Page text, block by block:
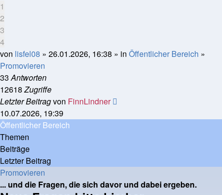
1
2
3
4
von lisfel08 » 26.01.2026, 16:38 » in Öffentlicher Bereich »
Promovieren
33Antworten
12618Zugriffe
Letzter Beitragvon FinnLindner
10.07.2026, 19:39
Öffentlicher Bereich
Themen
Beiträge
Letzter Beitrag
Promovieren
... und die Fragen, die sich davor und dabei ergeben.